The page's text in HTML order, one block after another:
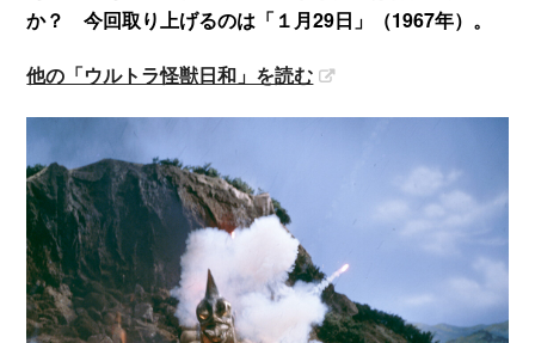
か？ 今回取り上げるのは「１月29日」（1967年）。
他の「ウルトラ怪獣日和」を読む